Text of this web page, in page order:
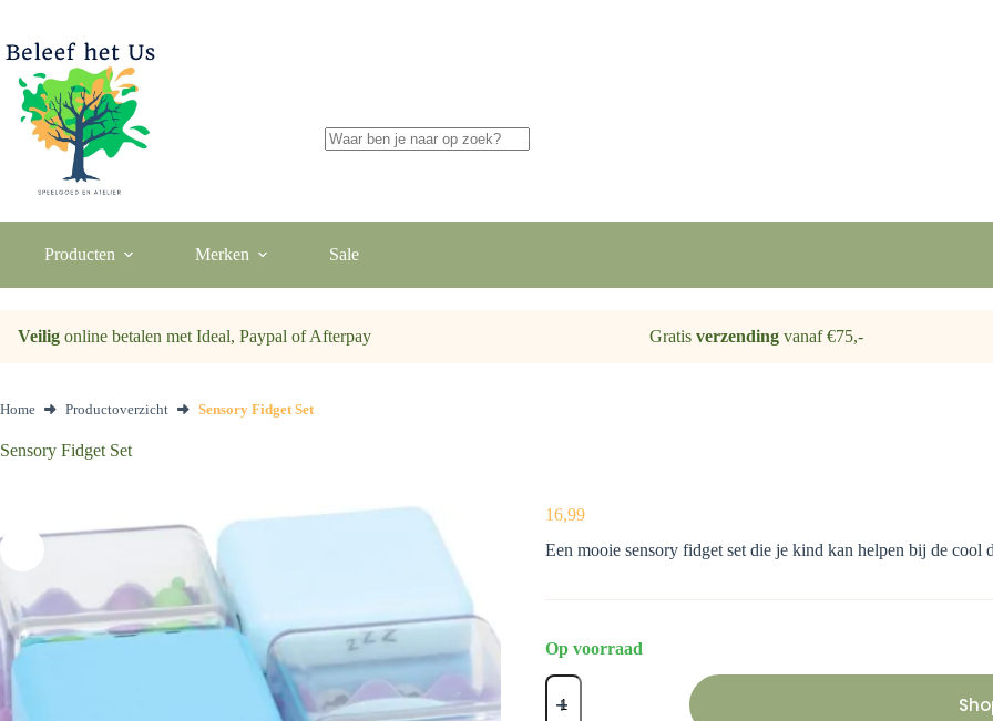
de
inhoud
Producten Merken Sale
Veilig online betalen met Ideal, Paypal of Afterpay Gratis verzendingvanaf €75,-
Home Productoverzicht Sensory Fidget Set
Sensory Fidget Set
16,99
Een mooie sensory fidget set die je kind kan helpen bij de cool
Op voorraad
Sensory
Fidget